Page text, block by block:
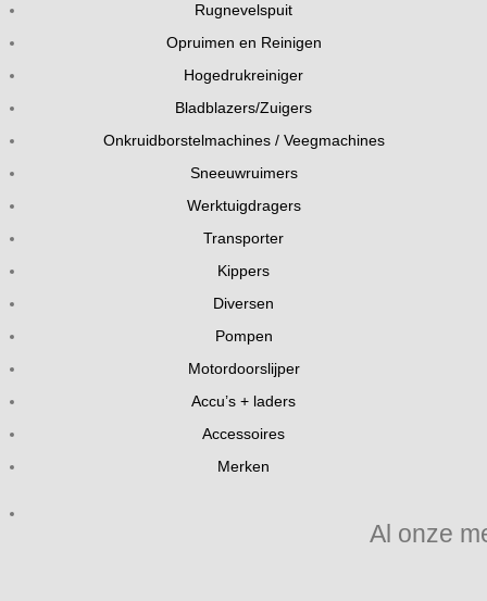
Rugnevelspuit
Opruimen en Reinigen
Hogedrukreiniger
Bladblazers/Zuigers
Onkruidborstelmachines / Veegmachines
Sneeuwruimers
Werktuigdragers
Transporter
Kippers
Diversen
Pompen
Motordoorslijper
Accu’s + laders
Accessoires
Merken
Al onze